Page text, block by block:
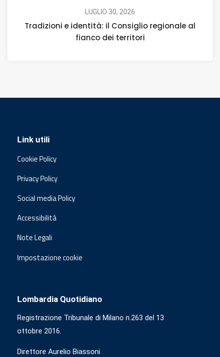
LUGLIO 30, 2026
Tradizioni e identità: il Consiglio regionale al
fianco dei territori
Link utili
Cookie Policy
Privacy Policy
Social media Policy
Accessibilità
Note Legali
Impostazione cookie
Lombardia Quotidiano
Registrazione Tribunale di Milano n.263 del 13
ottobre 2016.
Direttore Aurelio Biassoni